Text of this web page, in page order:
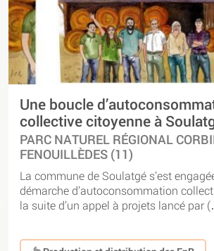
Une boucle
collective citoyenne à
PARC NATUREL RÉGIONAL
FENOUILLÈDES (11)
La commune de Soulatgé s’est
démarche d’autoconsommation
la suite d’un appel à projets lancé par